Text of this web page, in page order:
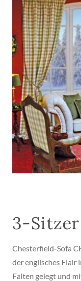
3-
Chesterfield-Sofa
der englisches Flair
Falten gelegt und